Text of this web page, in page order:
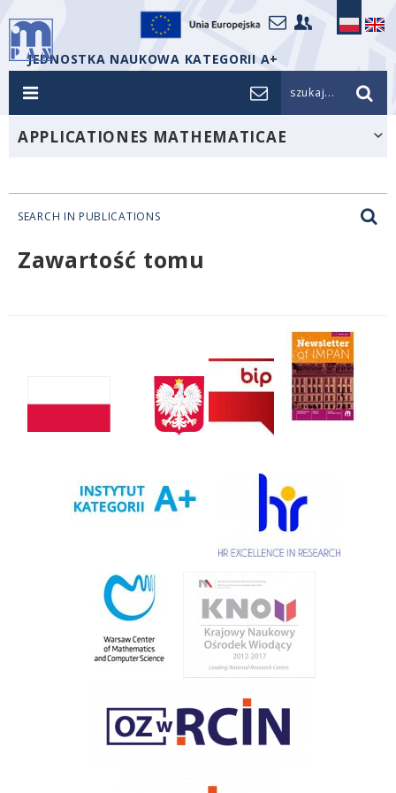
JEDNOSTKA NAUKOWA KATEGORII A+
szukaj...
APPLICATIONES MATHEMATICAE
SEARCH IN PUBLICATIONS
Zawartość tomu